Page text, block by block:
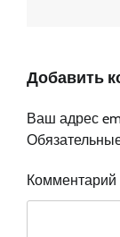
Добавить
Ваш адрес
Комментарий